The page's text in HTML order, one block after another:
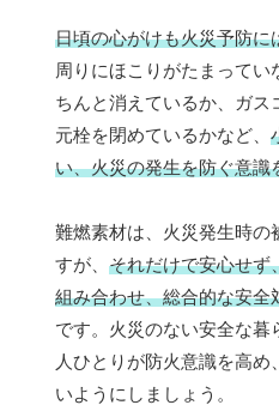
日頃の心がけも火災予防に
周りにほこりがたまってい
ちんと消えているか、ガス
元栓を閉めているかなど、
い、火災の発生を防ぐ意識
難燃素材は、火災発生時の
すが、 それだけで安心せず
組み合わせ、総合的な安全
です。火災のない安全な暮
人ひとりが防火意識を高
いようにしましょう。